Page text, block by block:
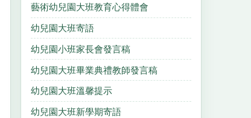
藝術幼兒園大班教育心得體會
幼兒園大班寄語
幼兒園小班家長會發言稿
幼兒園大班畢業典禮教師發言稿
幼兒園大班溫馨提示
幼兒園大班新學期寄語